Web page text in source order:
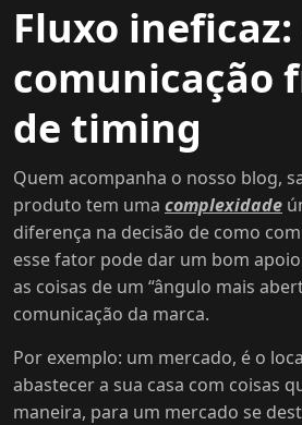
Fluxo
comunicação
de timing
Quem acompanha o nosso blog,
produto tem uma complexidade
diferença na decisão de como
esse fator pode dar um bom
as coisas de um “ângulo mais
comunicação da marca.
Por exemplo: um mercado, é o
abastecer a sua casa com coisas
maneira, para um mercado se